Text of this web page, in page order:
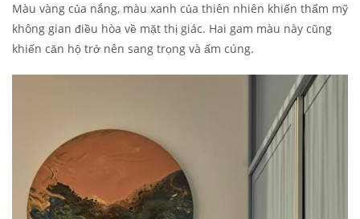
Màu vàng của nắng, màu xanh của thiên nhiên khiến thẩm mỹ
không gian điều hòa về mặt thị giác. Hai gam màu này cũng
khiến căn hộ trở nên sang trọng và ấm cúng.